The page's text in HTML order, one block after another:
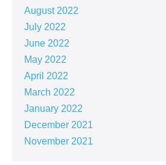
August 2022
July 2022
June 2022
May 2022
April 2022
March 2022
January 2022
December 2021
November 2021